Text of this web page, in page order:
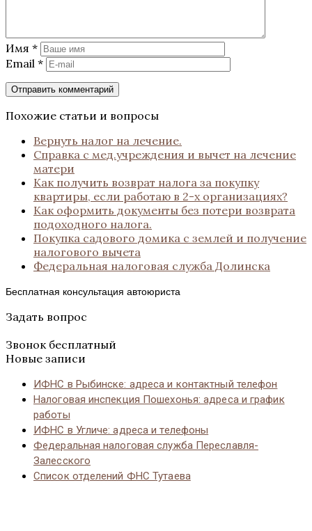
Имя *
Email *
Похожие статьи и вопросы
Вернуть налог на лечение.
Справка с мед.учреждения и вычет на лечение
матери
Как получить возврат налога за покупку
квартиры, если работаю в 2-х организациях?
Как оформить документы без потери возврата
подоходного налога.
Покупка садового домика с землей и получение
налогового вычета
Федеральная налоговая служба Долинска
Бесплатная консультация автоюриста
Задать вопрос
Звонок бесплатный
Новые записи
ИФНС в Рыбинске: адреса и контактный телефон
Налоговая инспекция Пошехонья: адреса и график
работы
ИФНС в Угличе: адреса и телефоны
Федеральная налоговая служба Переславля-
Залесского
Список отделений ФНС Тутаева